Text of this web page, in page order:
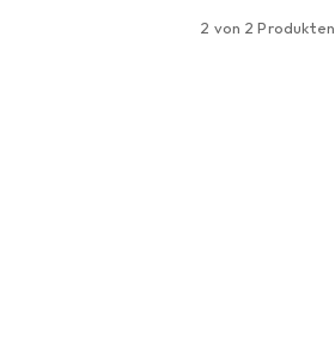
2 von 2 Produkten